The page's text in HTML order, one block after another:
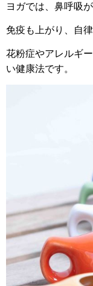
ヨガでは、鼻呼吸
免疫も上がり、 自
花粉症やアレルギ
い健康法です。